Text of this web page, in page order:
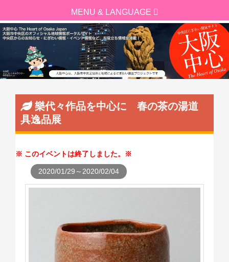
樂代々作品を中心に 春の茶の湯道
具逸品展
このイベントは終了しました。
2020/01/29～2020/02/04